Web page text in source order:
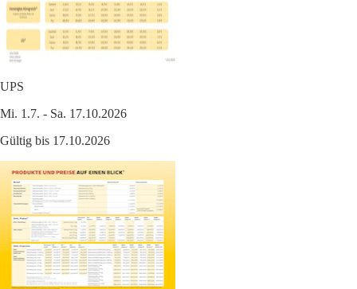
UPS
Mi. 1.7. - Sa. 17.10.2026
Gültig bis 17.10.2026